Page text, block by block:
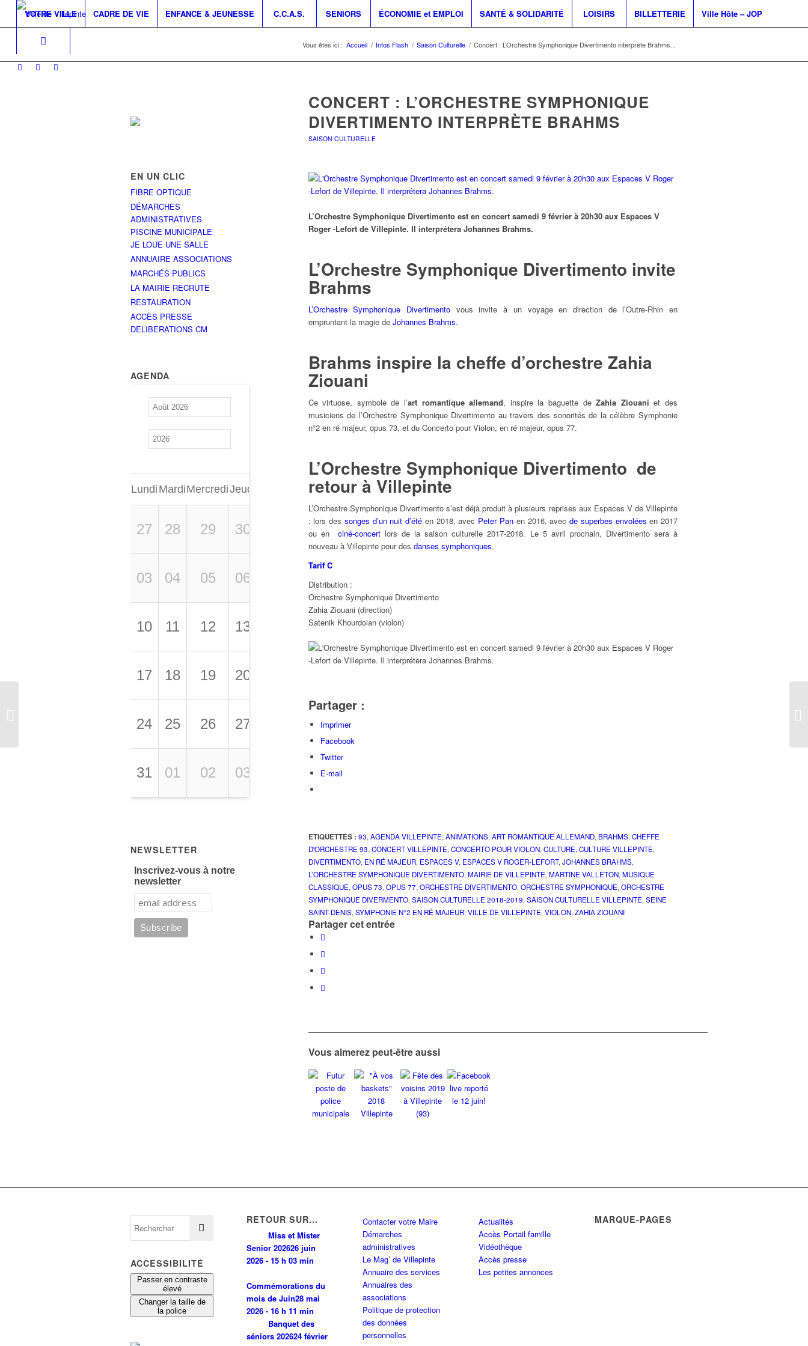
VOTRE VILLE CADRE DE VIE ENFANCE & JEUNESSE C.C.A.S. SENIORS ÉCONOMIE et EMPLOI SANTÉ & SOLIDARITÉ LOISIRS BILLETTERIE Ville Hôte – JOP
Vous êtes ici : Accueil / Infos Flash / Saison Culturelle / Concert : L’Orchestre Symphonique Divertimento interprète Brahms...
CONCERT : L’ORCHESTRE SYMPHONIQUE
DIVERTIMENTO INTERPRÈTE BRAHMS
SAISON CULTURELLE
L’Orchestre Symphonique Divertimento est en concert samedi 9 février à 20h30 aux Espaces V
Roger -Lefort de Villepinte. Il interprétera Johannes Brahms.
L’Orchestre Symphonique Divertimento invite
Brahms
L’Orchestre Symphonique Divertimento vous invite à un voyage en direction de l’Outre-Rhin en
empruntant la magie de Johannes Brahms.
Brahms inspire la cheffe d’orchestre Zahia
Ziouani
Ce virtuose, symbole de l’art romantique allemand, inspire la baguette deZahia Ziouani et des
musiciens de l’Orchestre Symphonique Divertimento au travers des sonorités de la célèbre Symphonie
n°2 en ré majeur, opus 73, et du Concerto pour Violon, en ré majeur, opus 77.
L’Orchestre Symphonique Divertimento de
retour à Villepinte
L’Orchestre Symphonique Divertimento s’est déjà produit à plusieurs reprises aux Espaces V de Villepinte
: lors des songes d’un nuit d’été en 2018, avec Peter Pan en 2016, avecde superbes envolées en 2017
ou en ciné-concertlors de la saison culturelle 2017-2018. Le 5 avril prochain, Divertimento sera à
nouveau à Villepinte pour des danses symphoniques.
Tarif C
Distribution :
Orchestre Symphonique Divertimento
Zahia Ziouani (direction)
Satenik Khourdoian (violon)
Partager :
Imprimer
Facebook
Twitter
E-mail
ETIQUETTES : 93,AGENDA VILLEPINTE,ANIMATIONS,ART ROMANTIQUE ALLEMAND, BRAHMS,CHEFFE
D'ORCHESTRE 93,CONCERT VILLEPINTE,CONCERTO POUR VIOLON,CULTURE,CULTURE VILLEPINTE,
DIVERTIMENTO, EN RÉ MAJEUR, ESPACES V, ESPACES V ROGER-LEFORT,JOHANNES BRAHMS,
L’ORCHESTRE SYMPHONIQUE DIVERTIMENTO,MAIRIE DE VILLEPINTE,MARTINE VALLETON,MUSIQUE
CLASSIQUE,OPUS 73,OPUS 77,ORCHESTRE DIVERTIMENTO,ORCHESTRE SYMPHONIQUE,ORCHESTRE
SYMPHONIQUE DIVERMENTO,SAISON CULTURELLE 2018-2019,SAISON CULTURELLE VILLEPINTE,SEINE
SAINT-DENIS,SYMPHONIE N°2 EN RÉ MAJEUR,VILLE DE VILLEPINTE,VIOLON,ZAHIA ZIOUANI
Partager cet entrée
Vous aimerez peut-être aussi
EN UN CLIC
FIBRE OPTIQUE
DÉMARCHES
ADMINISTRATIVES
PISCINE MUNICIPALE
JE LOUE UNE SALLE
ANNUAIRE ASSOCIATIONS
MARCHÉS PUBLICS
LA MAIRIE RECRUTE
RESTAURATION
ACCÈS PRESSE
DELIBERATIONS CM
AGENDA
Lundi MardiMercrediJeudi SamediDimanche
27 28 29 30 01 02
03 04 05 06 08
10 11 12 13 15 16
17 18 19 20
24 25 26 27 29
31 01 02 03 05
NEWSLETTER
Inscrivez-vous à notre
newsletter
ACCESSIBILITÉ
Passer en contraste
élevé
Changer la taille de
la police
RETOUR SUR…
Miss et Mister
Senior 202626 juin
2026 - 15 h 03 min
Commémorations du
mois de Juin28 mai
2026 - 16 h 11 min
Banquet des
séniors 202624 février
Contacter votre Maire
Démarches
administratives
Le Mag’ de Villepinte
Annuaire des services
Annuaires des
associations
Politique de protection
des données
personnelles
Actualités
Accès Portail famille
Vidéothèque
Accès presse
Les petites annonces
MARQUE-PAGES